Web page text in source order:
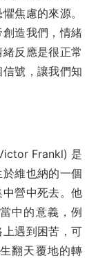
焦慮的來源。
造我們，情緒
反應是很正常
號，讓我們知
Frankl) 是
維也納的一個
營中死去。他
中的意義，例
遇到困苦，可
翻天覆地的轉